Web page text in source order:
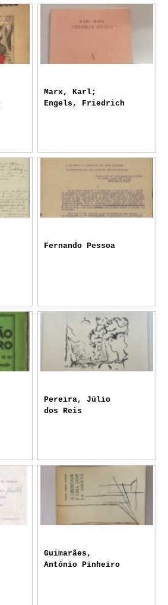
Marx, Karl;
Engels, Friedrich
Fernando Pessoa
Pereira, Júlio
dos Reis
Guimarães,
António Pinheiro